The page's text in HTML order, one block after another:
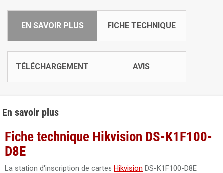
EN SAVOIR PLUS FICHE TECHNIQUE
TÉLÉCHARGEMENT AVIS
En savoir plus
Fiche technique Hikvision DS-K1F100-
D8E
La station d'inscription de cartes Hikvision DS-K1F100-D8E